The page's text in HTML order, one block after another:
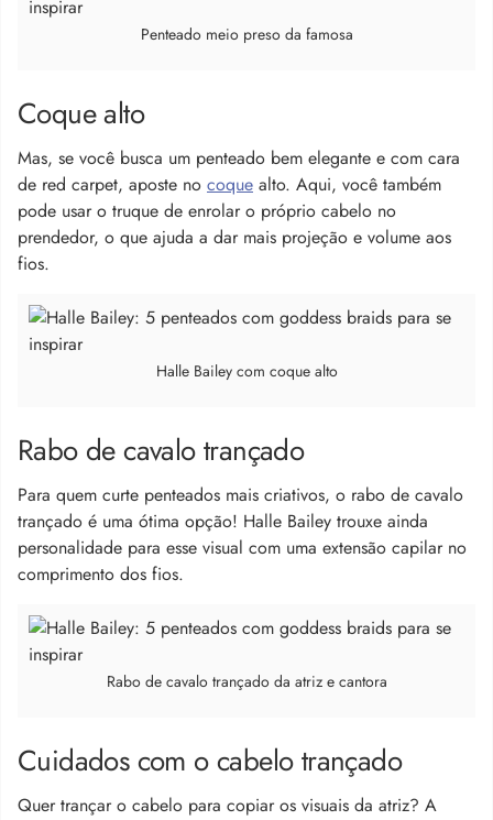
Penteado meio preso da famosa
Coque alto
Mas, se você busca um penteado bem elegante e com cara
de red carpet, aposte no coque alto. Aqui, você também
pode usar o truque de enrolar o próprio cabelo no
prendedor, o que ajuda a dar mais projeção e volume aos
fios.
Halle Bailey com coque alto
Rabo de cavalo trançado
Para quem curte penteados mais criativos, o rabo de cavalo
trançado é uma ótima opção! Halle Bailey trouxe ainda
personalidade para esse visual com uma extensão capilar no
comprimento dos fios.
Rabo de cavalo trançado da atriz e cantora
Cuidados com o cabelo trançado
Quer trançar o cabelo para copiar os visuais da atriz? A